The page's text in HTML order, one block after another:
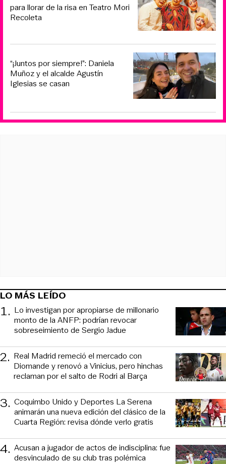
para llorar de la risa en Teatro Mori
Recoleta
“¡Juntos por siempre!”: Daniela
Muñoz y el alcalde Agustín
Iglesias se casan
LO MÁS LEÍDO
1. Lo investigan por apropiarse de millonario
monto de la ANFP: podrían revocar
sobreseimiento de Sergio Jadue
2. Real Madrid remeció el mercado con
Diomande y renovó a Vinicius, pero hinchas
reclaman por el salto de Rodri al Barça
3. Coquimbo Unido y Deportes La Serena
animarán una nueva edición del clásico de la
Cuarta Región: revisa dónde verlo gratis
4. Acusan a jugador de actos de indisciplina: fue
desvinculado de su club tras polémica